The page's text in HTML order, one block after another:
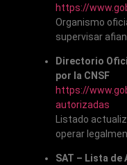
https://
Organismo
supervisar
Directorio
por la CNSF
https://
autorizadas
Listado
operar
SAT – Lista